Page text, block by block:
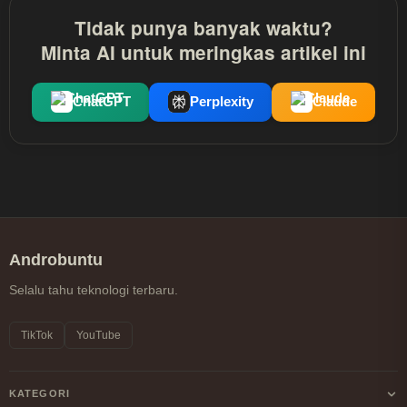
Tidak punya banyak waktu?
Minta AI untuk meringkas artikel ini
ChatGPT Perplexity Claude
Androbuntu
Selalu tahu teknologi terbaru.
TikTok YouTube
KATEGORI